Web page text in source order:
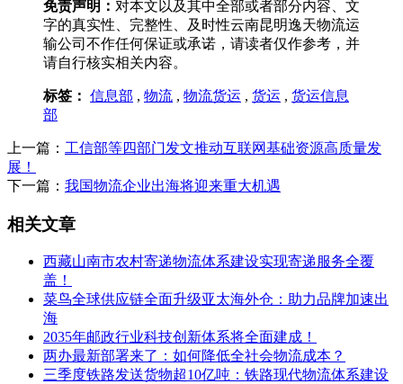
免责声明： 对本文以及其中全部或者部分内容、文
字的真实性、完整性、及时性云南昆明逸天物流运
输公司不作任何保证或承诺，请读者仅作参考，并
请自行核实相关内容。
标签： 信息部 , 物流 , 物流货运 , 货运 , 货运信息
部
上一篇： 工信部等四部门发文推动互联网基础资源高质量发
展！
下一篇： 我国物流企业出海将迎来重大机遇
相关文章
西藏山南市农村寄递物流体系建设实现寄递服务全覆
盖！
菜鸟全球供应链全面升级亚太海外仓：助力品牌加速出
海
2035年邮政行业科技创新体系将全面建成！
两办最新部署来了：如何降低全社会物流成本？
三季度铁路发送货物超10亿吨：铁路现代物流体系建设